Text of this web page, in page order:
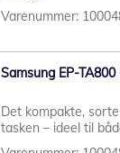
Varenummer:
Samsung EP-
Det kompakte,
tasken – ideel til